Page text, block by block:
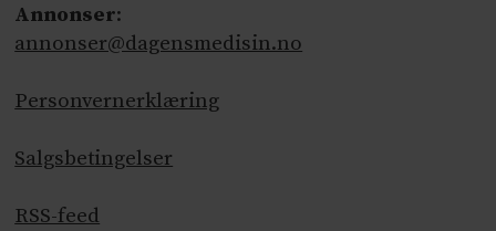
Annonser:
annonser@dagensmedisin.no
Personvernerklæring
Salgsbetingelser
RSS-feed